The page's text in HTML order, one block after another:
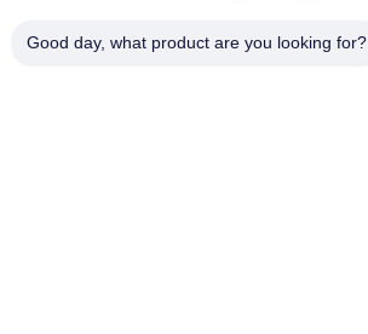
λαχανικά Bacillus Thuringiensis
Good day, what product are you looking for?